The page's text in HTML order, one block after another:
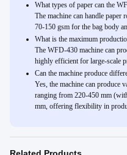
What types of paper can the
The machine can handle
70-150 gsm for the bag body
What is the maximum
The WFD-430 machine can
highly efficient for large-scale
Can the machine produce
Yes, the machine can produce
ranging from 220-450 mm
mm, offering flexibility in